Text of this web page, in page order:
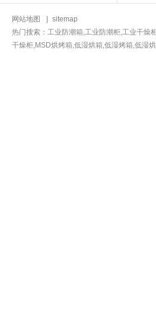
网站地图
sitemap
热门搜索：工业防潮箱,工业防潮柜,工业干燥
干燥柜,MSD烘烤箱,低湿烘箱,低湿烤箱,低湿